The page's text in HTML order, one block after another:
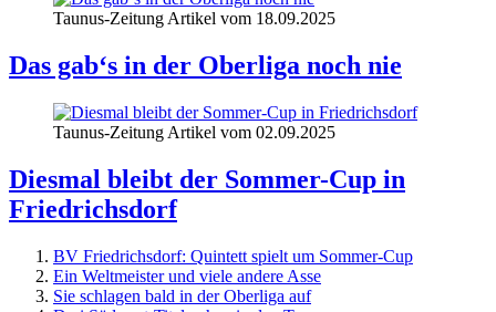
Taunus-Zeitung Artikel vom 18.09.2025
Das gab‘s in der Oberliga noch nie
Taunus-Zeitung Artikel vom 02.09.2025
Diesmal bleibt der Sommer-Cup in
Friedrichsdorf
BV Friedrichsdorf: Quintett spielt um Sommer-Cup
Ein Weltmeister und viele andere Asse
Sie schlagen bald in der Oberliga auf